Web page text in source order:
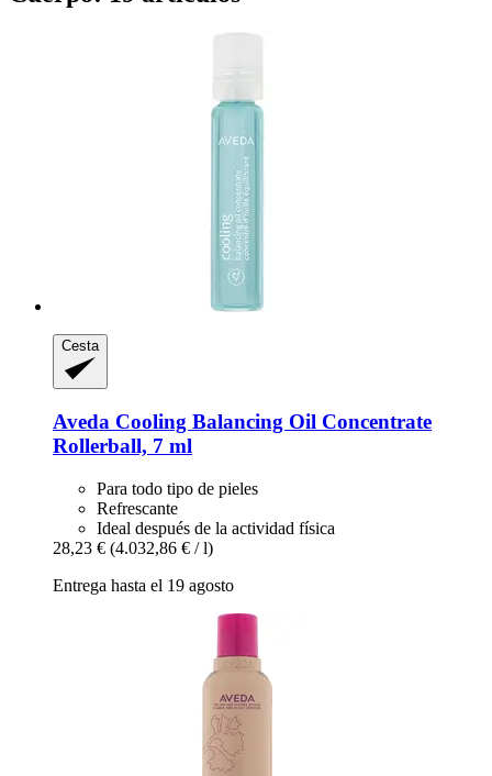
Cesta
Aveda Cooling Balancing Oil Concentrate
Rollerball, 7 ml
Para todo tipo de pieles
Refrescante
Ideal después de la actividad física
28,23 € (4.032,86 € / l)
Entrega hasta el 19 agosto